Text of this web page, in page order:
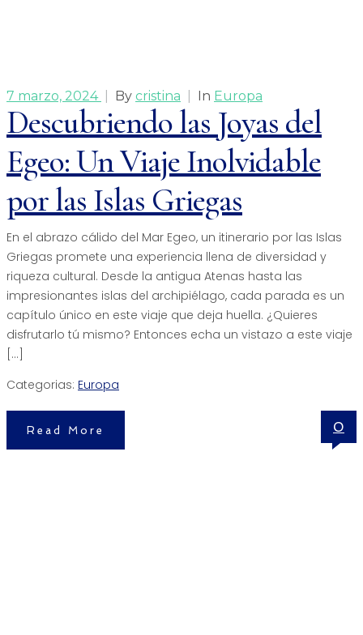
7 marzo, 2024 By cristina In Europa
Descubriendo las Joyas del
Egeo: Un Viaje Inolvidable
por las Islas Griegas
En el abrazo cálido del Mar Egeo, un itinerario por las Islas
Griegas promete una experiencia llena de diversidad y
riqueza cultural. Desde la antigua Atenas hasta las
impresionantes islas del archipiélago, cada parada es un
capítulo único en este viaje que deja huella. ¿Quieres
disfrutarlo tú mismo? Entonces echa un vistazo a este viaje
[…]
Categorias: Europa
Read More 0